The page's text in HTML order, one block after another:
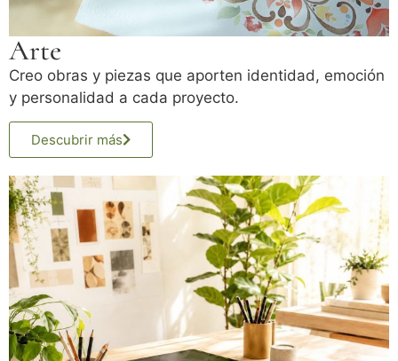
Arte
Creo obras y piezas que aporten identidad, emoción
y personalidad a cada proyecto.
Descubrir más